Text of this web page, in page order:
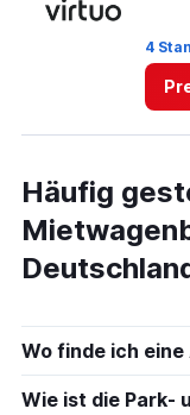
4
Häufig
Wo finde ich
Wie ist die Park-